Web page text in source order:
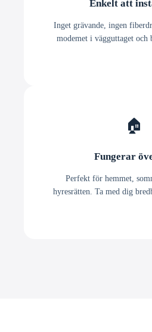
Enkelt att
Inget grävande, ingen
modemet i vägguttaget och
🏠
Fungerar
Perfekt för hemmet,
hyresrätten. Ta med dig